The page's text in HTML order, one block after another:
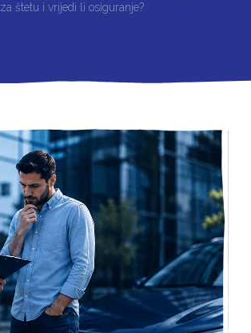
za štetu i vrijedi li osiguranje?